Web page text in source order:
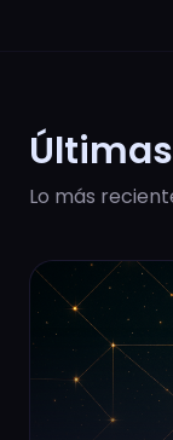
Lo más